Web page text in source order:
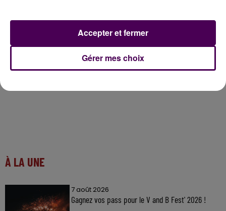
À LA UNE
7 août 2026
Gagnez vos pass pour le V and B Fest' 2026 !
Gérer mes choix
Accepter et fermer